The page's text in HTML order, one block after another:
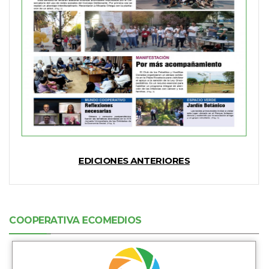
EDICIONES ANTERIORES
COOPERATIVA ECOMEDIOS